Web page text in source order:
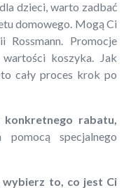
dzieci, warto zadbać
domowego. Mogą Ci
Promocje
koszyka. Jak
cały proces krok po
rabatu,
pomocą specjalnego
to, co jest Ci